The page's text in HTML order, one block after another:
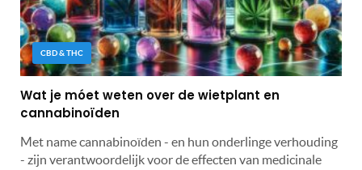
CBD & THC
Wat je móet weten over de wietplant en
cannabinoïden
Met name cannabinoïden - en hun onderlinge verhouding
- zijn verantwoordelijk voor de effecten van medicinale